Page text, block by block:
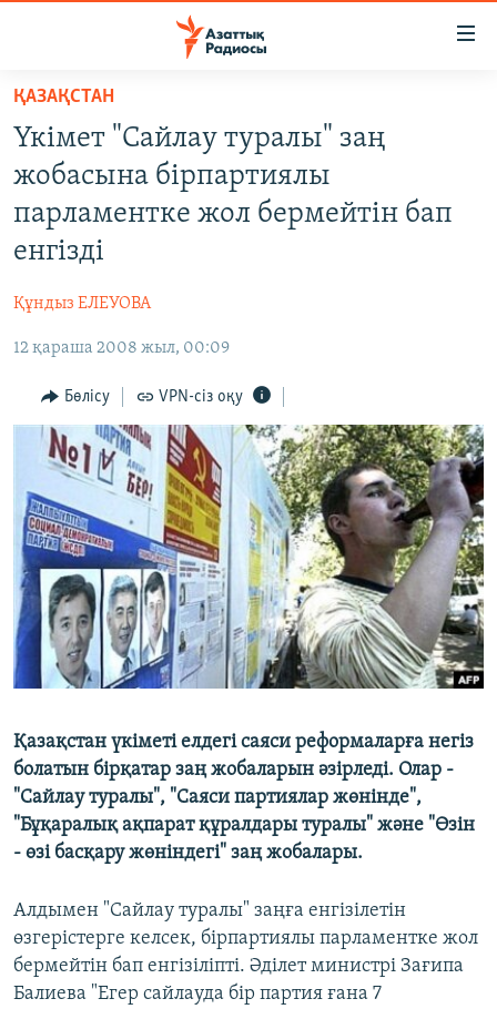
Skip
main
content
to
main
Skip
to
ЖАҢАЛЫҚТАР
САЯСАТ
ҚАҢТАР ОҚИҒАСЫ
ӘЛЕУМЕТ
ӘЛЕМ
АРНАЙЫ ЖОБАЛАР
Русский
ЖАЗЫЛЫҢЫЗ
Басқа тілдерде
ҚАЗАҚСТАН
Үкімет "Сайлау туралы" заң
жобасына бірпартиялы
парламентке жол бермейтін бап
енгізді
Құндыз ЕЛЕУОВА
12 қараша 2008 жыл, 00:09
Бөлісу VPN-сіз оқу
Қазақстан үкіметі елдегі саяси реформаларға негіз
болатын бірқатар заң жобаларын әзірледі. Олар -
"Сайлау туралы", "Саяси партиялар жөнінде",
"Бұқаралық ақпарат құралдары туралы" және "Өзін
- өзі басқару жөніндегі" заң жобалары.
Алдымен "Сайлау туралы" заңға енгізілетін
өзгерістерге келсек, бірпартиялы парламентке жол
бермейтін бап енгізіліпті. Әділет министрі Зағипа
Балиева "Егер сайлауда бір партия ғана 7